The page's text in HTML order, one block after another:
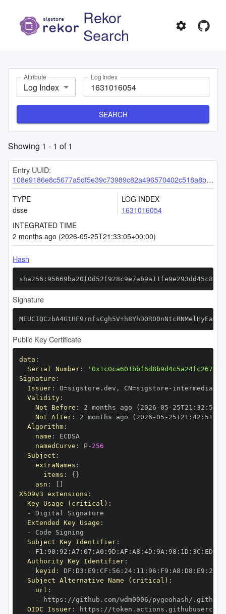
Rekor
Search
Attribute
Log Index
Log Index
SEARCH
Showing 1 - 1 of1
Entry UUID:
108e9186e8c5677a5df5e39c73989c82a496570402c518a8bd6ed1316ca5a56ce0ea18d7d6d4591a
TYPE
dsse
LOG INDEX
1631016054
INTEGRATED TIME
2 months ago (2026-05-25T21:33:05+00:00)
Hash
Signature
Public Key Certificate
data :
Serial Number:
Signature :
Issuer: O=sigstore.dev , CN=sigstore -
Validity:
Not Before : 2 months ago (2026 -05 - 25T21 : 32 :
Not After: 2 months ago (2026 -05 - 25T21 : 42 : 51+00
Algorithm:
name :
namedCurve : P- 256
Subject :
extraNames :
items : { }
asn :
X509v3 extensions :
Key Usage (critical) :
-
Extended Key Usage :
-
Subject Key Identifier:
-
F1 : 90 : 92 : A7 : 07 : A0 : 9D : AF : A8 : 4D : 9A : 98 : 1D : 3C : ED
Authority Key Identifier:
keyid : DF : D3 : E9 : CF : 56 : 24: 11 : 96 : F9 : A8 : D8 : E9 : 28
Subject Alternative Name (critical) :
url :
-
https : //github.com/wdm0006/pygeohash/
OIDC Issuer: https :